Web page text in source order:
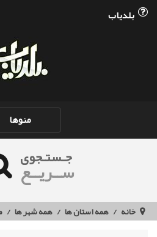
بلدیاب
Toggle
منوها
جـستـجوی
ســریــع
خانه همه استان ها همه شهر ها